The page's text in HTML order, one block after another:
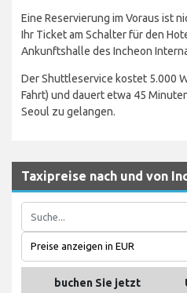
Eine Reservierung im Voraus ist
Ihr Ticket am Schalter für den
Ankunftshalle des Incheon
Der Shuttleservice kostet 5.000
Fahrt) und dauert etwa 45
Seoul zu gelangen.
Taxipreise nach und von
buchen Sie jetzt